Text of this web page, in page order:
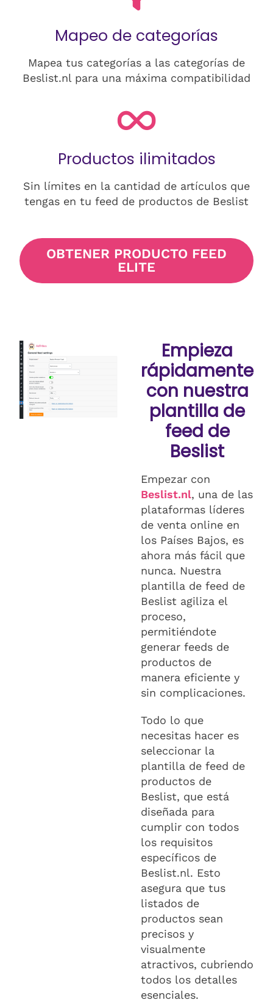
Mapeo de categorías
Mapea tus categorías a las categorías de
Beslist.nl para una máxima compatibilidad
Productos ilimitados
Sin límites en la cantidad de artículos que
tengas en tu feed de productos de Beslist
OBTENER PRODUCTO FEED
ELITE
Empieza
rápidamente
con nuestra
plantilla de
feed de
Beslist
Empezar con
Beslist.nl, una de las
plataformas líderes
de venta online en
los Países Bajos, es
ahora más fácil que
nunca. Nuestra
plantilla de feed de
Beslist agiliza el
proceso,
permitiéndote
generar feeds de
productos de
manera eficiente y
sin complicaciones.
Todo lo que
necesitas hacer es
seleccionar la
plantilla de feed de
productos de
Beslist, que está
diseñada para
cumplir con todos
los requisitos
específicos de
Beslist.nl. Esto
asegura que tus
listados de
productos sean
precisos y
visualmente
atractivos, cubriendo
todos los detalles
esenciales.